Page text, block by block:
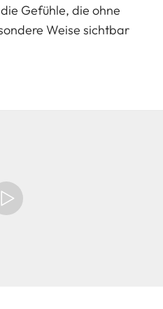
Gefühle, die ohne
Weise sichtbar